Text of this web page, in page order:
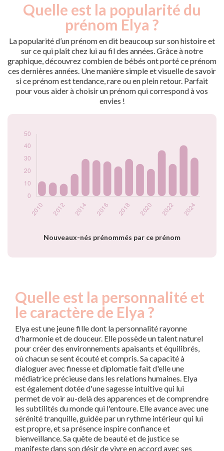
Quelle est la popularité du
prénom Elya ?
La popularité d’un prénom en dit beaucoup sur son histoire et
sur ce qui plaît chez lui au fil des années. Grâce à notre
graphique, découvrez combien de bébés ont porté ce prénom
ces dernières années. Une manière simple et visuelle de savoir
si ce prénom est tendance, rare ou en plein retour. Parfait
pour vous aider à choisir un prénom qui correspond à vos
envies !
Nouveaux-nés prénommés par ce prénom
Popularité du
Année
Nouveaux-
nés
2010
12
2011
11
2012
10
2013
18
2014
30
2015
29
2019
2020
2021
2022
2023
41
31
Quelle est la personnalité et
le caractère de Elya ?
Elya est une jeune fille dont la personnalité rayonne
d'harmonie et de douceur. Elle possède un talent naturel
pour créer des environnements apaisants et équilibrés,
où chacun se sent écouté et compris. Sa capacité à
dialoguer avec finesse et diplomatie fait d'elle une
médiatrice précieuse dans les relations humaines. Elya
est également dotée d'une sagesse intuitive qui lui
permet de voir au-delà des apparences et de comprendre
les subtilités du monde qui l'entoure. Elle avance avec une
sérénité tranquille, guidée par un rythme intérieur qui lui
est propre, et sa présence inspire confiance et
bienveillance. Sa quête de beauté et de justice se
manifeste dans son désir de vivre en accord avec ses